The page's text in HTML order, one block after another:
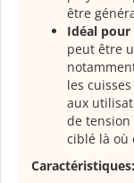
être
Idéal pour
peut être
les
aux
de
ciblé là où
Caractéristiques: